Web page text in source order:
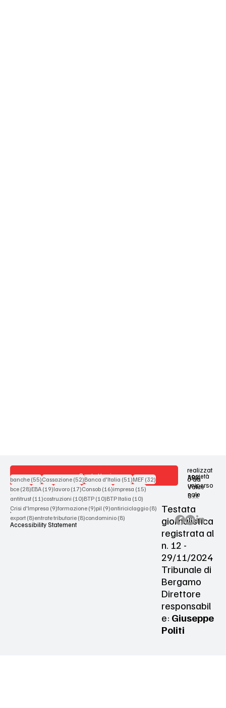
Contattaci
Terms & Conditions
Privacy Policy
Accessibility Statement
realizzat
o da
società
uniperso
nale
ARX
Value
S.r.l.
Testata
giornalistica
registrata al
n. 12 -
29/11/2024
Tribunale di
Bergamo
Direttore
responsabil
e: Giuseppe
Politi
banche (55)55 post
Cassazione (52)52 post
Banca d'Italia (51)51 post
MEF (32)32 post
bce (28)28 post
EBA (19)19 post
lavoro (17)17 post
Consob (16)16 post
impresa (15)15 post
antitrust (11)11 post
costruzioni (10)10 post
BTP (10)10 post
BTP Italia (10)10 post
Crisi d'Impresa (9)9 post
formazione (9)9 post
pil (9)9 post
antiriciclaggio (8)8 post
export (8)8 post
entrate tributarie (8)8 post
condominio (8)8 post